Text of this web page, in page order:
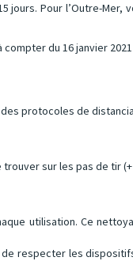
jours. Pour l’Outre-Mer,
du 16 janvier 2021
protocoles de
sur les pas de tir
utilisation. Ce
de respecter les